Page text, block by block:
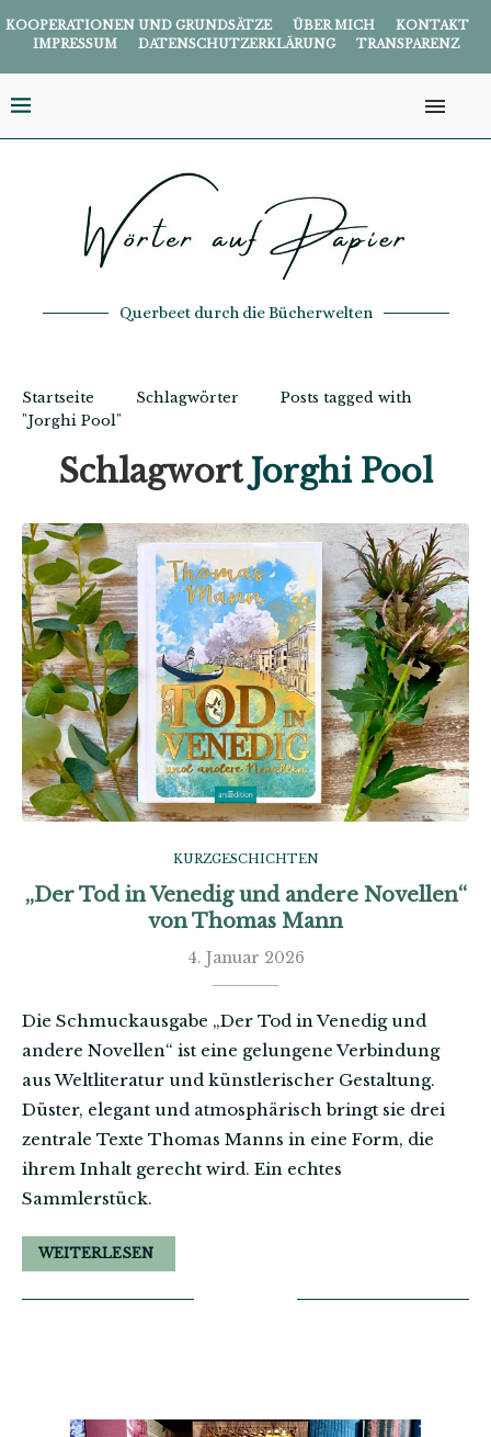
KOOPERATIONEN UND GRUNDSÄTZE ÜBER MICH
KONTAKT
IMPRESSUM
DATENSCHUTZERKLÄRUNG TRANSPARENZ
Querbeet durch die Bücherwelten
Startseite Schlagwörter
Posts tagged with
"Jorghi Pool"
Schlagwort Jorghi Pool
KURZGESCHICHTEN
„Der Tod in Venedig und andere Novellen“
von Thomas Mann
4. Januar 2026
Die Schmuckausgabe „Der Tod in Venedig und
andere Novellen“ ist eine gelungene Verbindung
aus Weltliteratur und künstlerischer Gestaltung.
Düster, elegant und atmosphärisch bringt sie drei
zentrale Texte Thomas Manns in eine Form, die
ihrem Inhalt gerecht wird. Ein echtes
Sammlerstück.
WEITERLESEN